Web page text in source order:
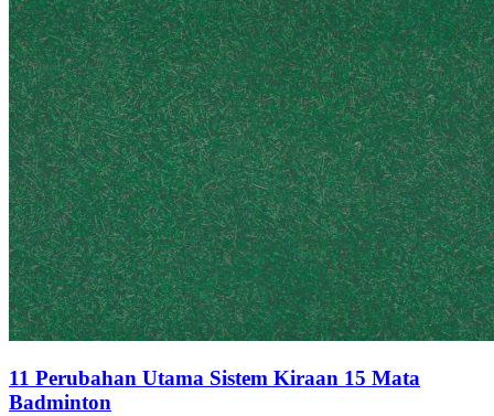
11 Perubahan Utama Sistem Kiraan 15 Mata
Badminton